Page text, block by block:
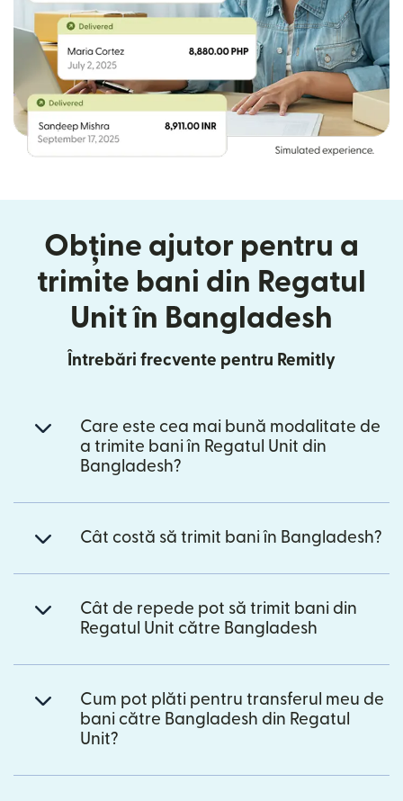
Obține ajutor pentru a
trimite bani din Regatul
Unit în Bangladesh
Întrebări frecvente pentru Remitly
Care este cea mai bună modalitate de
a trimite bani în Regatul Unit din
Bangladesh?
Cât costă să trimit bani în Bangladesh?
Cât de repede pot să trimit bani din
Regatul Unit către Bangladesh
Cum pot plăti pentru transferul meu de
bani către Bangladesh din Regatul
Unit?